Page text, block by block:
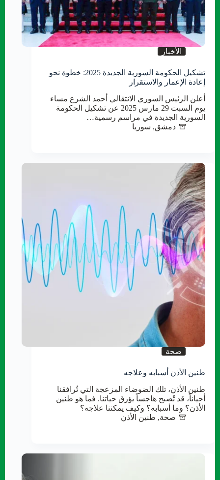
الأخبار
تشكيل الحكومة السورية الجديدة 2025: خطوة نحو
إعادة الإعمار والاستقرار
أعلن الرئيس السوري الانتقالي أحمد الشرع مساء
يوم السبت 29 مارس 2025 عن تشكيل الحكومة
السورية الجديدة في مراسم رسمية…
دمشق, سوريا
صحة
طنين الأذن أسبابه وعلاجه
طنين الأذن، تلك الضوضاء المزعجة التي تُرافقنا
أحياناً، قد تُصبح هاجساً يؤرق حياتنا. فما هو طنين
الأذن؟ وما أسبابه؟ وكيف يمكننا علاجه؟
صحة, طنين الأذن